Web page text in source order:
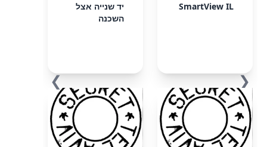
❮
SmartView IL
יד שנייה אצל
השכנה
❯